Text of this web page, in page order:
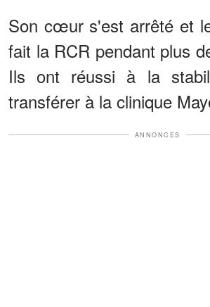
Son cœur s'est arrêté et
fait la RCR pendant plus
Ils ont réussi à la
transférer à la clinique
ANNONCES